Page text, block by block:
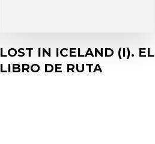
LOST IN ICELAND (I). EL
LIBRO DE RUTA